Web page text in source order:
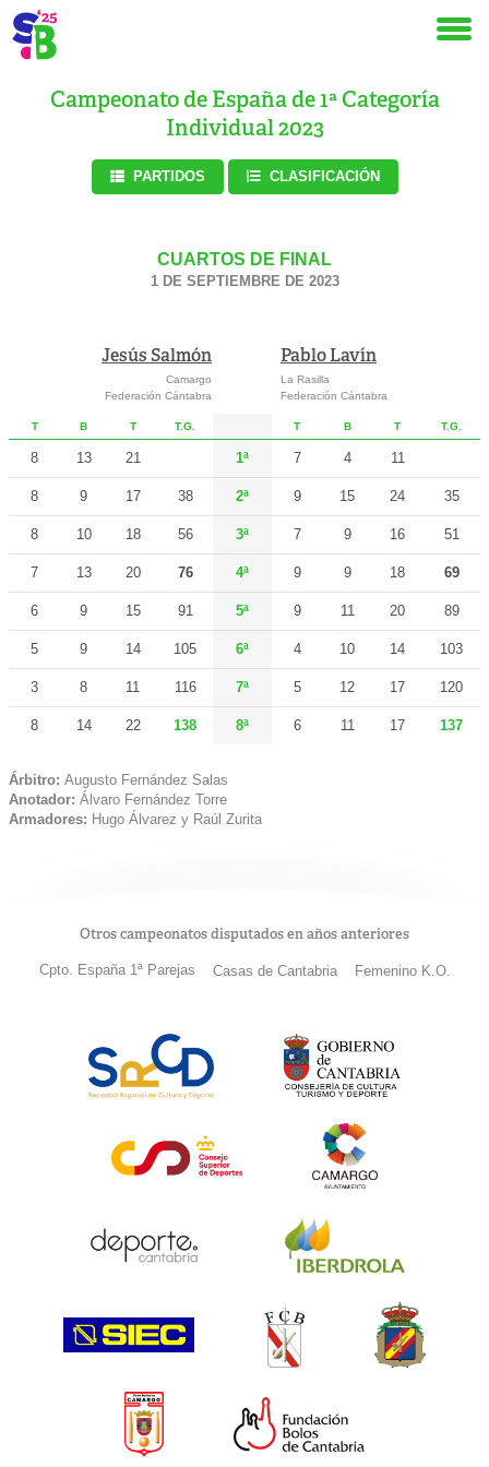
Campeonato de España de 1ª Categoría
Individual 2023
PARTIDOS CLASIFICACIÓN
CUARTOS DE FINAL
1 DE SEPTIEMBRE DE 2023
Jesús Salmón
Camargo
Federación Cántabra
Pablo Lavín
La Rasilla
Federación Cántabra
T B T T.G. T B T T.G.
8 13 21 1ª 7 4 11
8 9 17 38 2ª 9 15 24 35
8 10 18 56 3ª 7 9 16 51
7 13 20 76 4ª 9 9 18 69
6 9 15 91 5ª 9 11 20 89
5 9 14 105 6ª 4 10 14 103
3 8 11 116 7ª 5 12 17 120
8 14 22 138 8ª 6 11 17 137
Árbitro: Augusto Fernández Salas
Anotador: Álvaro Fernández Torre
Armadores: Hugo Álvarez y Raúl Zurita
Otros campeonatos disputados en años anteriores
Cpto. España 1ª Parejas Casas de Cantabria Femenino K.O.